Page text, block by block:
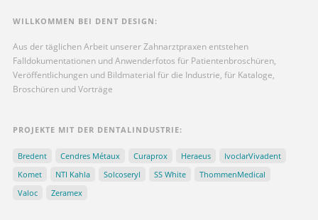
WILLKOMMEN BEI DENT DESIGN:
Aus der täglichen Arbeit unserer Zahnarztpraxen entstehen
Falldokumentationen und Anwenderfotos für Patientenbroschüren,
Veröffentlichungen und Bildmaterial für die Industrie, für Kataloge,
Broschüren und Vorträge
PROJEKTE MIT DER DENTALINDUSTRIE:
Bredent Cendres Métaux Curaprox Heraeus
IvoclarVivadent
Komet
NTI Kahla Solcoseryl SS White
ThommenMedical
Valoc
Zeramex